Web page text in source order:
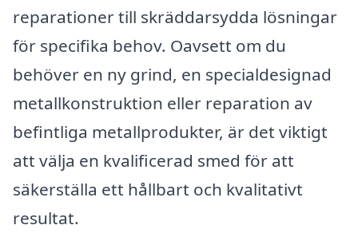
reparationer till skräddarsydda lösningar
för specifika behov. Oavsett om du
behöver en ny grind, en specialdesignad
metallkonstruktion eller reparation av
befintliga metallprodukter, är det viktigt
att välja en kvalificerad smed för att
säkerställa ett hållbart och kvalitativt
resultat.